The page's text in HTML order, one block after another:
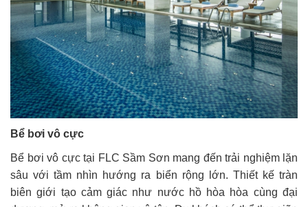
Bể bơi vô cực
Bể bơi vô cực tại FLC Sầm Sơn mang đến trải nghiệm lặn
sâu với tầm nhìn hướng ra biển rộng lớn. Thiết kế tràn
biên giới tạo cảm giác như nước hồ hòa hòa cùng đại